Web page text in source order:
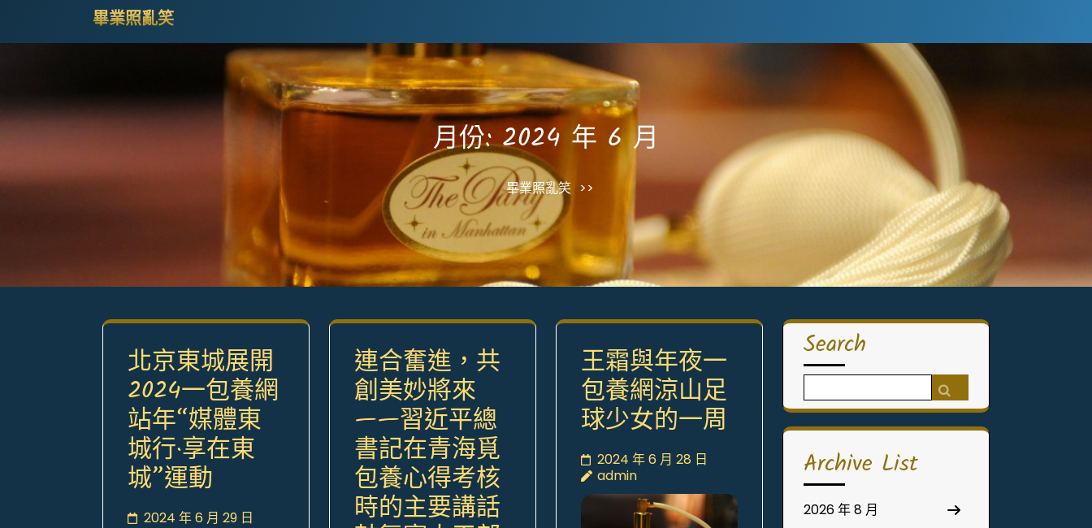
Enter)
畢業照亂笑
月份:2024 年 6 月
畢業照亂笑 >>
北京東城展開
2024一包養網
站年“媒體東
城行·享在東
城”運動
2024 年 6 月 29 日
連合奮進，共
創美妙將來
——習近平總
書記在青海覓
包養心得考核
時的主要講話
王霜與年夜一
包養網涼山足
球少女的一周
2024 年 6 月 28 日
admin
Search
for:
Archive List
2026 年 8 月